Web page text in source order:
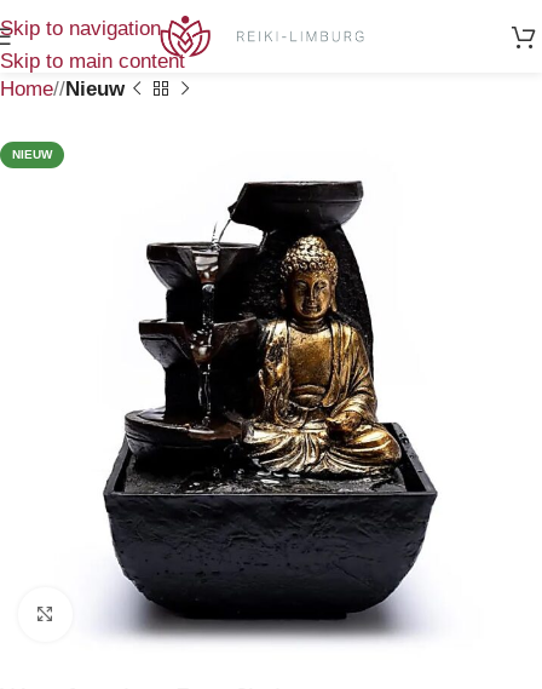
Skip to navigation
Skip to main content
Home/ Nieuw
NIEUW
Klik om te vergroten